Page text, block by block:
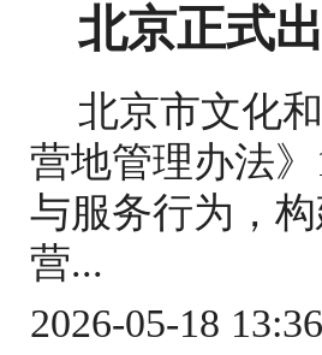
北京正式
北京市文化
营地管理办法
与服务行为，
营...
2026-05-18